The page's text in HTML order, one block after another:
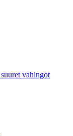
vahingot